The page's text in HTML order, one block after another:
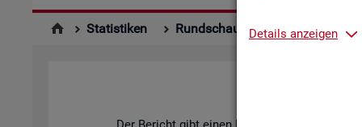
Details anzeigen
Statistiken Rundschau Arbeitsmarkt